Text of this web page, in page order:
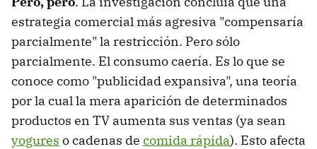
estrategia comercial más agresiva "compensaría
parcialmente" la restricción. Pero sólo
parcialmente. El consumo caería. Es lo que se
conoce como "publicidad expansiva", una teoría
por la cual la mera aparición de determinados
productos en TV aumenta sus ventas (ya sean
yogures o cadenas de comida rápida). Esto afecta